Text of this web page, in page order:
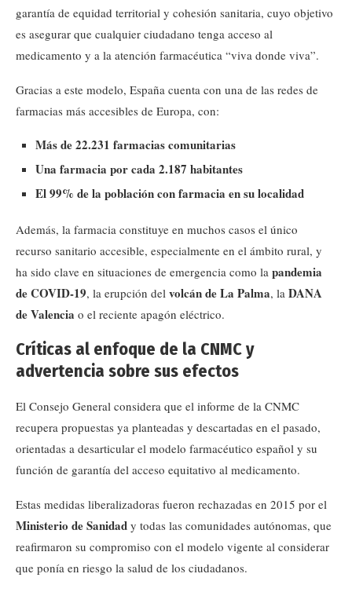
garantía de equidad territorial y cohesión sanitaria, cuyo objetivo
es asegurar que cualquier ciudadano tenga acceso al
medicamento y a la atención farmacéutica “viva donde viva”.
Gracias a este modelo, España cuenta con una de las redes de
farmacias más accesibles de Europa, con:
Más de 22.231 farmacias comunitarias
Una farmacia por cada 2.187 habitantes
El 99% de la población con farmacia en su localidad
Además, la farmacia constituye en muchos casos el único
recurso sanitario accesible, especialmente en el ámbito rural, y
ha sido clave en situaciones de emergencia como la pandemia
de COVID-19, la erupción del volcán de La Palma, la DANA
de Valencia o el reciente apagón eléctrico.
Críticas al enfoque de la CNMC y
advertencia sobre sus efectos
El Consejo General considera que el informe de la CNMC
recupera propuestas ya planteadas y descartadas en el pasado,
orientadas a desarticular el modelo farmacéutico español y su
función de garantía del acceso equitativo al medicamento.
Estas medidas liberalizadoras fueron rechazadas en 2015 por el
Ministerio de Sanidad y todas las comunidades autónomas, que
reafirmaron su compromiso con el modelo vigente al considerar
que ponía en riesgo la salud de los ciudadanos.